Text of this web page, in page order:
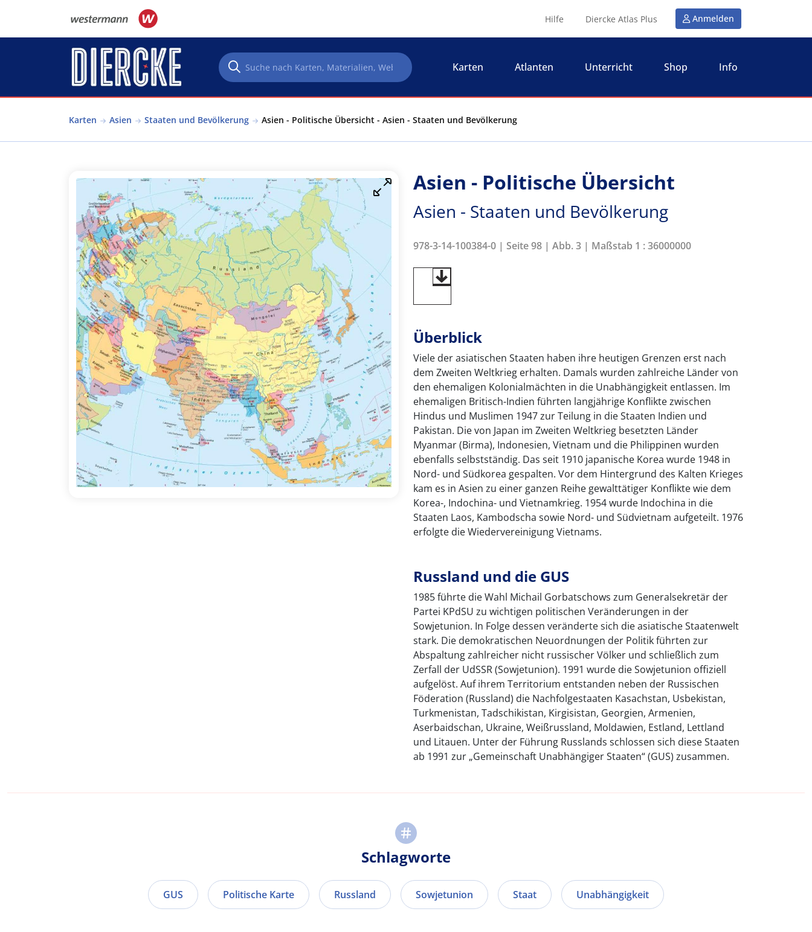
Hilfe Diercke Atlas Plus Anmelden
Karten Atlanten Unterricht Shop Info
Karten Asien Staaten und Bevölkerung Asien - Politische Übersicht - Asien - Staaten und Bevölkerung
Asien - Politische Übersicht
Asien - Staaten und Bevölkerung
978-3-14-100384-0 | Seite 98 | Abb. 3 | Maßstab 1 : 36000000
Überblick
Viele der asiatischen Staaten haben ihre heutigen Grenzen erst nach
dem Zweiten Weltkrieg erhalten. Damals wurden zahlreiche Länder von
den ehemaligen Kolonialmächten in die Unabhängigkeit entlassen. Im
ehemaligen Britisch-Indien führten langjährige Konflikte zwischen
Hindus und Muslimen 1947 zur Teilung in die Staaten Indien und
Pakistan. Die von Japan im Zweiten Weltkrieg besetzten Länder
Myanmar (Birma), Indonesien, Vietnam und die Philippinen wurden
ebenfalls selbstständig. Das seit 1910 japanische Korea wurde 1948 in
Nord- und Südkorea gespalten. Vor dem Hintergrund des Kalten Krieges
kam es in Asien zu einer ganzen Reihe gewalttätiger Konflikte wie dem
Korea-, Indochina- und Vietnamkrieg. 1954 wurde Indochina in die
Staaten Laos, Kambodscha sowie Nord- und Südvietnam aufgeteilt. 1976
erfolgte die Wiedervereinigung Vietnams.
Russland und die GUS
1985 führte die Wahl Michail Gorbatschows zum Generalsekretär der
Partei KPdSU zu wichtigen politischen Veränderungen in der
Sowjetunion. In Folge dessen veränderte sich die asiatische Staatenwelt
stark. Die demokratischen Neuordnungen der Politik führten zur
Abspaltung zahlreicher nicht russischer Völker und schließlich zum
Zerfall der UdSSR (Sowjetunion). 1991 wurde die Sowjetunion offiziell
aufgelöst. Auf ihrem Territorium entstanden neben der Russischen
Föderation (Russland) die Nachfolgestaaten Kasachstan, Usbekistan,
Turkmenistan, Tadschikistan, Kirgisistan, Georgien, Armenien,
Aserbaidschan, Ukraine, Weißrussland, Moldawien, Estland, Lettland
und Litauen. Unter der Führung Russlands schlossen sich diese Staaten
ab 1991 zur „Gemeinschaft Unabhängiger Staaten“ (GUS) zusammen.
Schlagworte
GUS Politische Karte Russland Sowjetunion Staat Unabhängigkeit